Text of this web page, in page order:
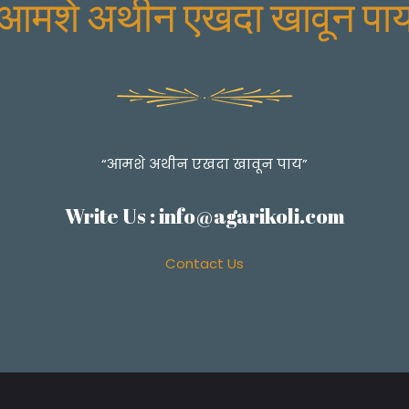
अथीन एखदा खावून
“आमशे अथीन एखदा खावून पाय”
Write Us :info@agarikoli.com
Contact Us